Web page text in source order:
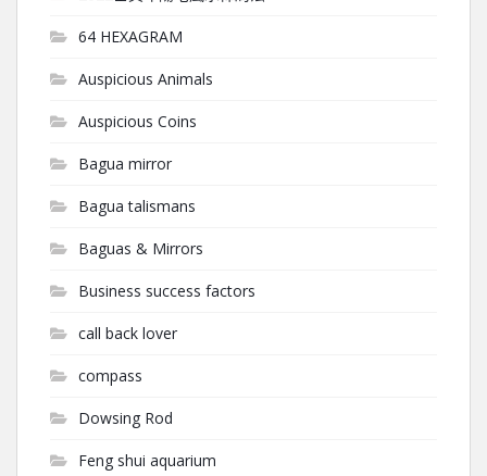
64 HEXAGRAM
Auspicious Animals
Auspicious Coins
Bagua mirror
Bagua talismans
Baguas & Mirrors
Business success factors
call back lover
compass
Dowsing Rod
Feng shui aquarium